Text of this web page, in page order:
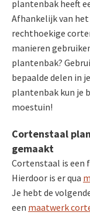
plantenbak heeft
Afhankelijk van
rechthoekige
manieren
plantenbak?
bepaalde delen in
plantenbak kun je
moestuin!
Cortenstaal
gemaakt
Cortenstaal is een
Hierdoor is er qua
Je hebt de
een maatwerk